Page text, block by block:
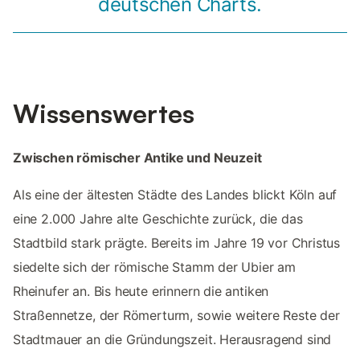
Wissenswertes
Zwischen römischer Antike und Neuzeit
Als eine der ältesten Städte des Landes blickt Köln auf
eine 2.000 Jahre alte Geschichte zurück, die das
Stadtbild stark prägte. Bereits im Jahre 19 vor Christus
siedelte sich der römische Stamm der Ubier am
Rheinufer an. Bis heute erinnern die antiken
Straßennetze, der Römerturm, sowie weitere Reste der
Stadtmauer an die Gründungszeit. Herausragend sind